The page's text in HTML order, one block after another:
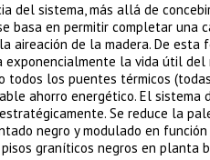
del sistema, más allá de
basa en permitir completar
aireación de la madera. De
exponencialmente la vida útil del
todos los puentes térmicos
ahorro energético. El
Se reduce la
negro y modulado en
graníticos negros en planta